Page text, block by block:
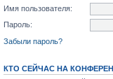
Имя пользователя:
Пароль:
Забыли пароль?
КТО СЕЙЧАС НА